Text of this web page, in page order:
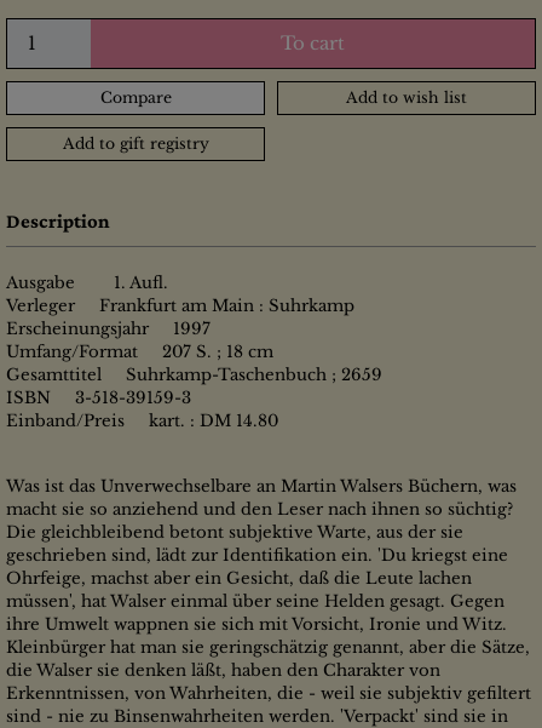
To cart
Compare Add to wish list
Add to gift registry
Description
Ausgabe 1. Aufl.
Verleger Frankfurt am Main : Suhrkamp
Erscheinungsjahr 1997
Umfang/Format 207 S. ; 18 cm
Gesamttitel Suhrkamp-Taschenbuch ; 2659
ISBN 3-518-39159-3
Einband/Preis kart. : DM 14.80
Was ist das Unverwechselbare an Martin Walsers Büchern, was
macht sie so anziehend und den Leser nach ihnen so süchtig?
Die gleichbleibend betont subjektive Warte, aus der sie
geschrieben sind, lädt zur Identifikation ein. 'Du kriegst eine
Ohrfeige, machst aber ein Gesicht, daß die Leute lachen
müssen', hat Walser einmal über seine Helden gesagt. Gegen
ihre Umwelt wappnen sie sich mit Vorsicht, Ironie und Witz.
Kleinbürger hat man sie geringschätzig genannt, aber die Sätze,
die Walser sie denken läßt, haben den Charakter von
Erkenntnissen, von Wahrheiten, die - weil sie subjektiv gefiltert
sind - nie zu Binsenwahrheiten werden. 'Verpackt' sind sie in